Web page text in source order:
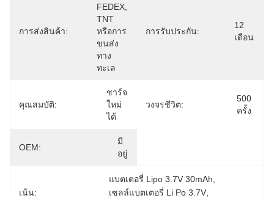
การส่งสินค้า:
FEDEX,
TNT
หรือการ
ขนส่ง
ทาง
ทะเล
การรับประกัน:
12
เดือน
คุณสมบัติ:
ชาร์จ
ใหม่
ได้
วงจรชีวิต:
500
ครั้ง
OEM:
มี
อยู่
เน้น:
แบตเตอรี่ Lipo 3.7V 30mAh
เซลล์แบตเตอรี่ Li Po 3.7V